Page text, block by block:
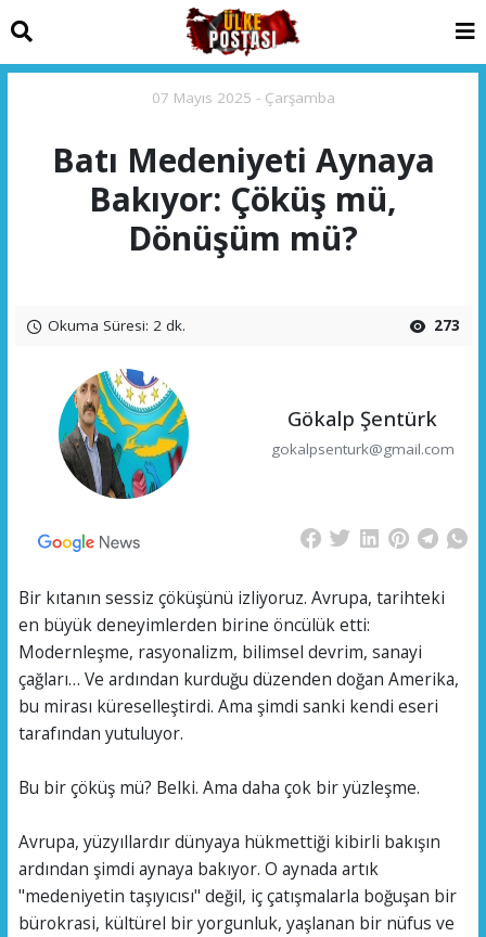
07 Mayıs 2025 - Çarşamba
Batı Medeniyeti Aynaya
Bakıyor: Çöküş mü,
Dönüşüm mü?
Okuma Süresi: 2 dk. 273
Gökalp Şentürk
gokalpsenturk@gmail.com
Bir kıtanın sessiz çöküşünü izliyoruz. Avrupa, tarihteki
en büyük deneyimlerden birine öncülük etti:
Modernleşme, rasyonalizm, bilimsel devrim, sanayi
çağları… Ve ardından kurduğu düzenden doğan Amerika,
bu mirası küreselleştirdi. Ama şimdi sanki kendi eseri
tarafından yutuluyor.
Bu bir çöküş mü? Belki. Ama daha çok bir yüzleşme.
Avrupa, yüzyıllardır dünyaya hükmettiği kibirli bakışın
ardından şimdi aynaya bakıyor. O aynada artık
"medeniyetin taşıyıcısı" değil, iç çatışmalarla boğuşan bir
bürokrasi, kültürel bir yorgunluk, yaşlanan bir nüfus ve